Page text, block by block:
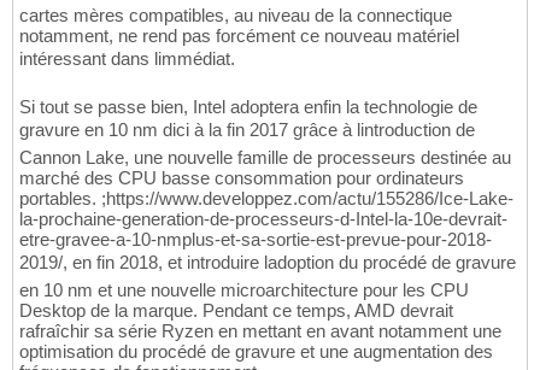
cartes mères compatibles, au niveau de la connectique
notamment, ne rend pas forcément ce nouveau matériel
intéressant dans limmédiat.
Si tout se passe bien, Intel adoptera enfin la technologie de
gravure en 10 nm dici à la fin 2017 grâce à lintroduction de
Cannon Lake, une nouvelle famille de processeurs destinée au
marché des CPU basse consommation pour ordinateurs
portables. ;https://www.developpez.com/actu/155286/Ice-Lake-
la-prochaine-generation-de-processeurs-d-Intel-la-10e-devrait-
etre-gravee-a-10-nmplus-et-sa-sortie-est-prevue-pour-2018-
2019/, en fin 2018, et introduire ladoption du procédé de gravure
en 10 nm et une nouvelle microarchitecture pour les CPU
Desktop de la marque. Pendant ce temps, AMD devrait
rafraîchir sa série Ryzen en mettant en avant notamment une
optimisation du procédé de gravure et une augmentation des